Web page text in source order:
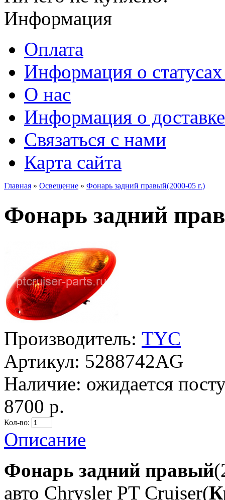
Информация
Оплата
Информация о статусах
О нас
Информация о доставке
Связаться с нами
Карта сайта
Главная » Освещение » Фонарь задний правый(2000-05 г.)
Фонарь задний
Производитель: TYC
Артикул: 5288742AG
Наличие: ожидается
8700 р.
Кол-во:
Описание
Фонарь задний правый
авто Chrysler PT Cruiser(